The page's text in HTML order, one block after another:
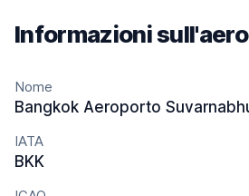
Informazioni
Nome
Bangkok Aeroporto
IATA
BKK